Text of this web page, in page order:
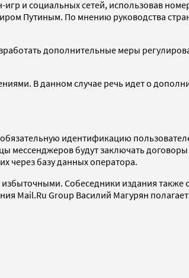
и социальных сетей, использовав
Путиным. По мнению руководства
дополнительные меры
В данном случае речь идет о
идентификацию
мессенджеров будут заключать
через базу данных оператора.
Собеседники издания также
Mail.Ru Group Василий Магурян